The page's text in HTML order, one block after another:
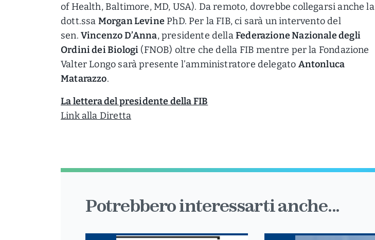
of Health, Baltimore, MD, USA). Da remoto, dovrebbe collegarsi anche la
dott.ssa Morgan LevinePhD. Per la FIB, ci sarà un intervento del
sen. Vincenzo D’Anna, presidente dellaFederazione Nazionale degli
Ordini dei Biologi (FNOB) oltre che della FIB mentre per la Fondazione
Valter Longo sarà presente l’amministratore delegato Antonluca
Matarazzo.
La lettera del presidente della FIB
Link alla Diretta
Potrebbero interessarti anche...